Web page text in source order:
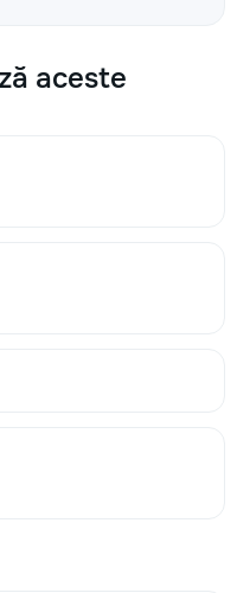
aceste